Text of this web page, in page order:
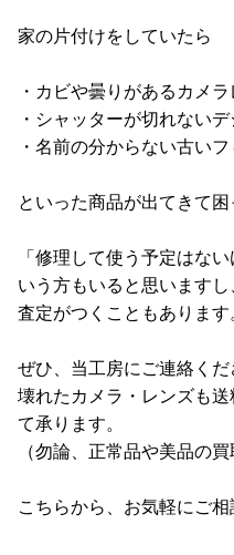
家の片付けをしていたら
・カビや曇りがあるカメ
・シャッターが切れない
・名前の分からない古い
といった商品が出てきて
「修理して使う予定はな
いう方もいると思います
査定がつくこともあります
ぜひ、当工房にご連絡くだ
壊れたカメラ・レンズも
て承ります。
（勿論、正常品や美品の
こちらから、お気軽にご相